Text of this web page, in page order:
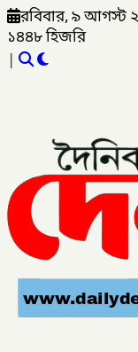
রবিবার, ৯ আগস্ট
১৪৪৮ হিজরি
|